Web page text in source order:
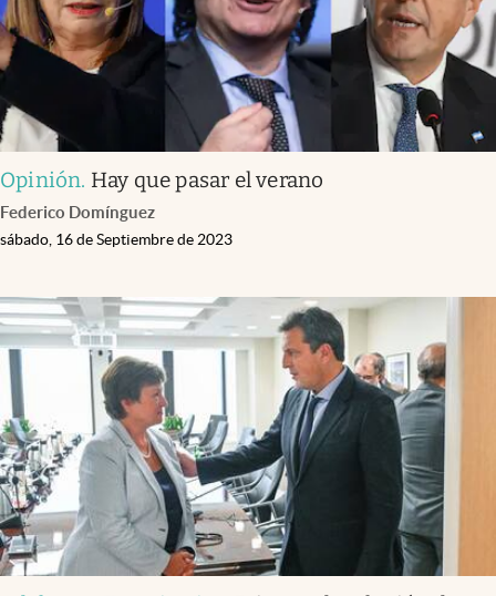
Opinión. Hay que pasar el verano
Federico Domínguez
sábado, 16 de Septiembre de 2023